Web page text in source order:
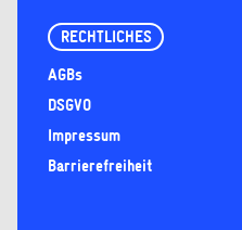
RECHTLICHES
AGBs
DSGVO
Impressum
Barrierefreiheit